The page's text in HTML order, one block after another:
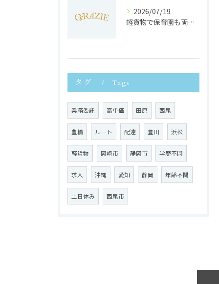
2026/07/19
軽貨物で保育園も両立静岡県浜松市で子育てと働きやすさを実現する方法
タグ Tags
業務委託 高単価 田原 西尾
豊橋 ルート 配達 豊川 浜松
軽貨物 岡崎市 静岡市 学歴不問
求人 沖縄 愛知 静岡 年齢不問
土日休み 西尾市